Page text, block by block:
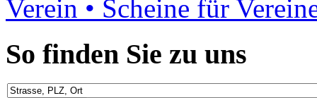
Verein • Scheine für
So finden Sie zu uns